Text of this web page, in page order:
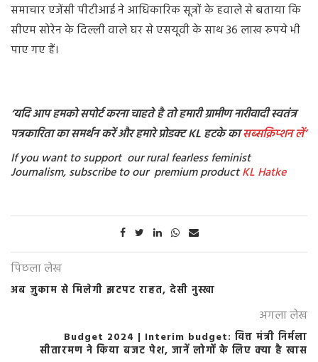
समाचार एजेंसी पीटीआई ने आधिकारिक सूत्रों के हवाले से बताया कि
सीएम सोरेन के दिल्ली वाले घर से एसयूवी के साथ 36 लाख रुपये भी
पाए गए हैं।
‘यदि आप हमको सपोर्ट करना चाहते है तो हमारी ग्रामीण नारीवादी स्वतंत्र
पत्रकारिता का समर्थन करें और हमारे प्रोडक्ट KL हटके कासब्सक्रिप्शनलें’
If you want to support our rural fearless feminist
Journalism, subscribe to our premium productKL Hatke
पिछला लेख
अब ज़ुकाम से मिलेगी झटपट राहत, देसी नुस्खा
अगला लेख
Budget 2024 | Interim budget: वित्त मंत्री निर्मला
सीतारमण ने किया बजट पेश, जानें लोगों के लिए क्या है खास